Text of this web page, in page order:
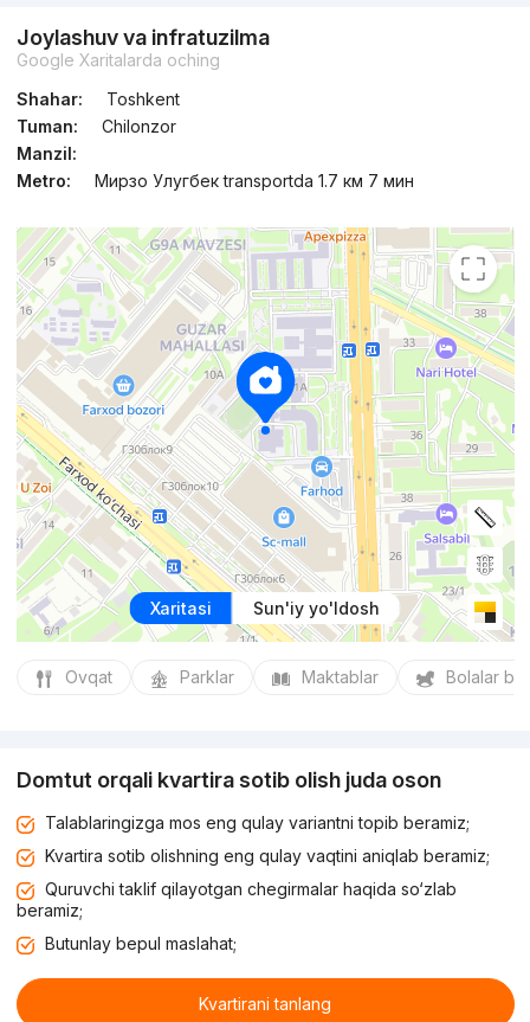
Joylashuv va infratuzilma
Google Xaritalarda oching
Shahar:
Toshkent
Tuman:
Chilonzor
Manzil:
Metro:
Мирзо Улугбек transportda 1.7 км 7 мин
Xaritasi Sun'iy yo'ldosh
Ovqat Parklar Maktablar Bolalar
Domtut orqali kvartira sotib olish juda oson
Talablaringizga mos eng qulay variantni topib beramiz;
Kvartira sotib olishning eng qulay vaqtini aniqlab beramiz;
Quruvchi taklif qilayotgan chegirmalar haqida so‘zlab
beramiz;
Butunlay bepul maslahat;
Kvartirani tanlang